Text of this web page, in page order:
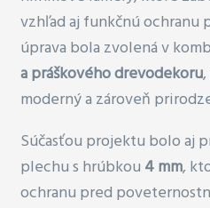
vzhľad aj funkčnú ochranu
úprava bola zvolená v
a práškového drevodekoru
moderný a zároveň
Súčasťou projektu bolo aj
plechu s hrúbkou 4 mm,
ochranu pred